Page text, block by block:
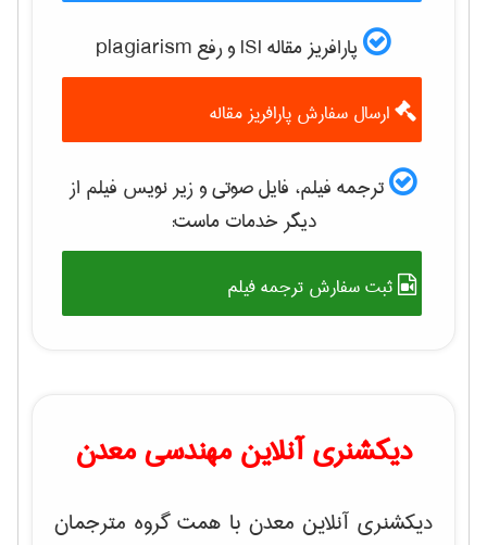
پارافریز مقاله ISI و رفع plagiarism
ارسال سفارش پارافریز مقاله
ترجمه فیلم، فایل صوتی و زیر نویس فیلم از
دیگر خدمات ماست:
ثبت سفارش ترجمه فیلم
دیکشنری آنلاین مهندسی معدن
دیکشنری آنلاین معدن با همت گروه مترجمان